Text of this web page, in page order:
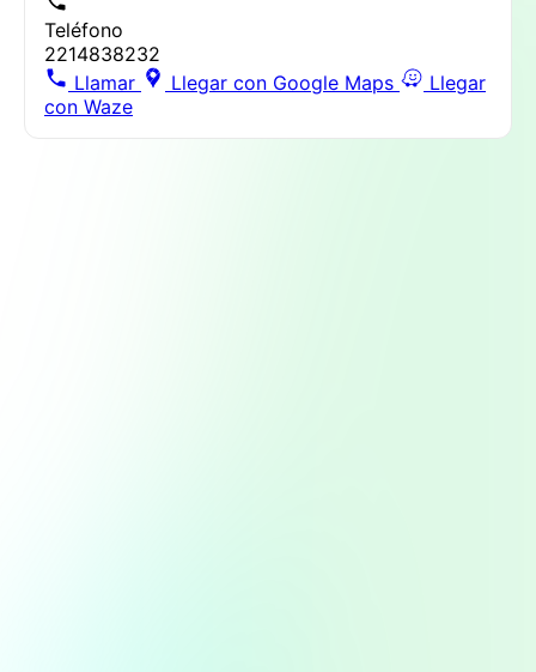
Teléfono
2214838232
Llamar
Llegar con Google Maps
Llegar
con Waze